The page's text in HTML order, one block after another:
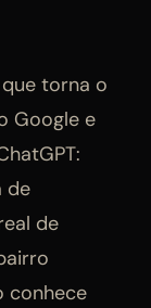
torna o
Google e
de
de
conhece